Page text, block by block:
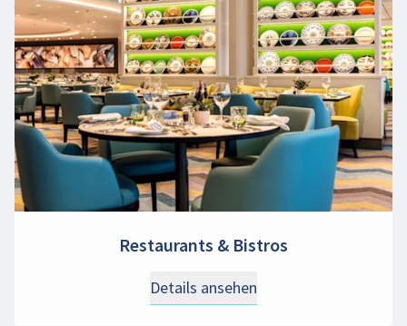
Restaurants & Bistros
Details ansehen